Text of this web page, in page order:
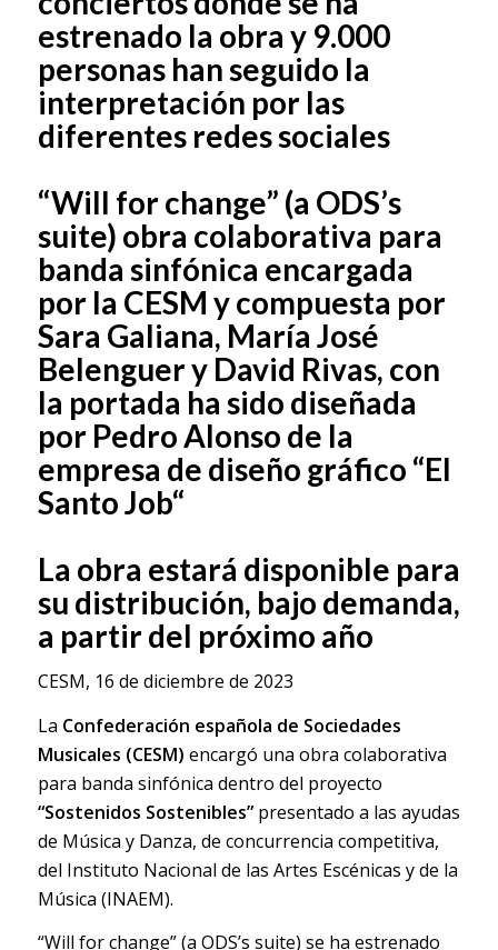
estrenado la obra y 9.000
personas han seguido la
interpretación por las
diferentes redes sociales
“Will for change” (a ODS’s
suite) obra colaborativa para
banda sinfónica encargada
por la CESM y compuesta por
Sara Galiana, María José
Belenguer y David Rivas, con
la portada ha sido diseñada
por Pedro Alonso de la
empresa de diseño gráfico “El
Santo Job“
La obra estará disponible para
su distribución, bajo demanda,
a partir del próximo año
CESM, 16 de diciembre de 2023
La Confederación española de Sociedades
Musicales (CESM) encargó una obra colaborativa
para banda sinfónica dentro del proyecto
“Sostenidos Sostenibles”presentado a las ayudas
de Música y Danza, de concurrencia competitiva,
del Instituto Nacional de las Artes Escénicas y de la
Música (INAEM).
“Will for change” (a ODS’s suite) se ha estrenado